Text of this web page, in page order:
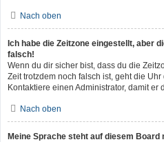
Nach oben
Ich habe die Zeitzone eingestellt, aber
falsch!
Wenn du dir sicher bist, dass du die
Zeit trotzdem noch falsch ist, geht die
Kontaktiere einen Administrator, damit er
Nach oben
Meine Sprache steht auf diesem Board